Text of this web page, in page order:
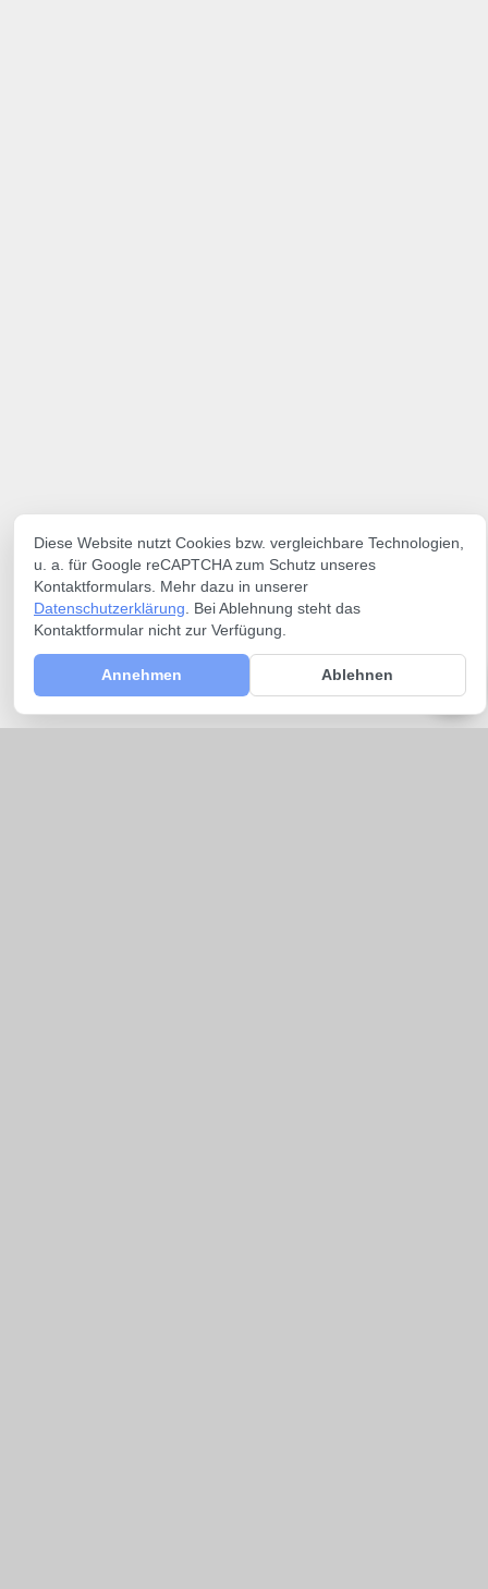
Diese Website nutzt Cookies bzw. vergleichbare Technologien,
u. a. für Google reCAPTCHA zum Schutz unseres
Kontaktformulars. Mehr dazu in unserer
Datenschutzerklärung . Bei Ablehnung steht das
Kontaktformular nicht zur Verfügung.
Annehmen Ablehnen